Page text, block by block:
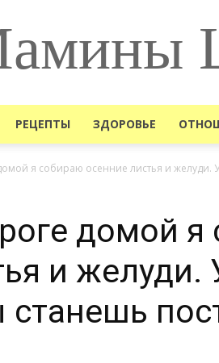
РЕЦЕПТЫ ЗДОРОВЬЕ
я собираю осенние листья и желуди.
домой я
и желуди.
станешь